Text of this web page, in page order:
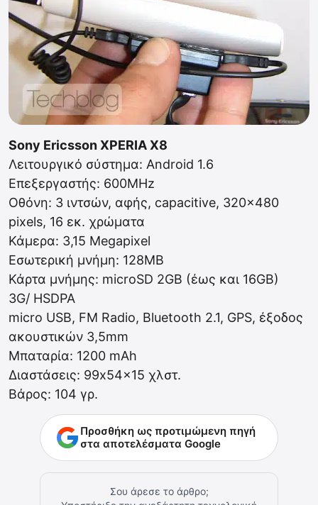
Sony Ericsson XPERIA X8
Λειτουργικό σύστημα: Android 1.6
Επεξεργαστής: 600MHz
Οθόνη: 3 ιντσών, αφής, capacitive, 320×480
pixels, 16 εκ. χρώματα
Κάμερα: 3,15 Megapixel
Εσωτερική μνήμη: 128MB
Κάρτα μνήμης: microSD 2GB (έως και 16GB)
3G/ HSDPA
micro USB, FM Radio, Bluetooth 2.1, GPS, έξοδος
ακουστικών 3,5mm
Μπαταρία: 1200 mAh
Διαστάσεις: 99x54x15 χλστ.
Βάρος: 104 γρ.
Προσθήκη ως προτιμώμενη πηγή
στα αποτελέσματα Google
Σου άρεσε το άρθρο;